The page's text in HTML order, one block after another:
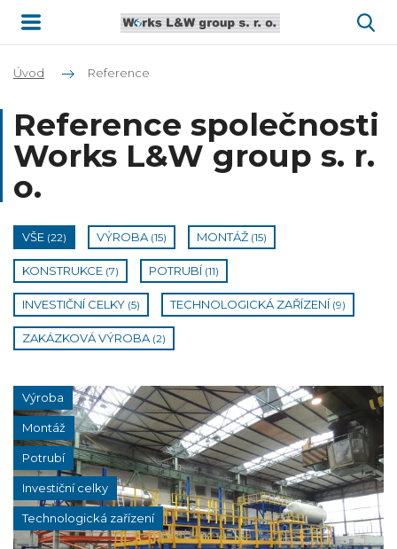
Úvod Reference
Reference společnosti
Works L&W group s. r.
o.
VŠE (22) VÝROBA (15) MONTÁŽ (15)
KONSTRUKCE (7) POTRUBÍ (11)
INVESTIČNÍ CELKY (5) TECHNOLOGICKÁ ZAŘÍZENÍ (9)
ZAKÁZKOVÁ VÝROBA (2)
Výroba
Montáž
Potrubí
Investiční celky
Technologická zařízení